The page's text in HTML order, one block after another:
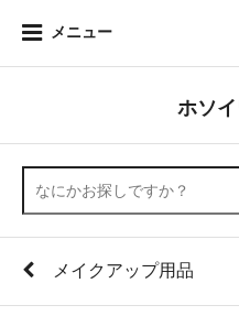
メニュー
ホソ
メイクアップ用品